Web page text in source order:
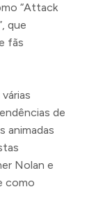
“Attack
que
fãs
de
animadas
Nolan e
como